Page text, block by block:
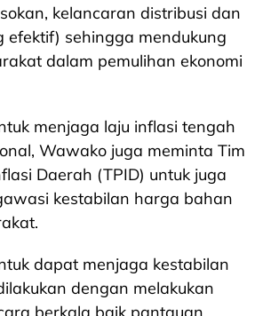
kelancaran distribusi dan
efektif) sehingga mendukung
dalam pemulihan ekonomi
menjaga laju inflasi tengah
Wawako juga meminta Tim
Daerah (TPID) untuk juga
kestabilan harga bahan
dapat menjaga kestabilan
dengan melakukan